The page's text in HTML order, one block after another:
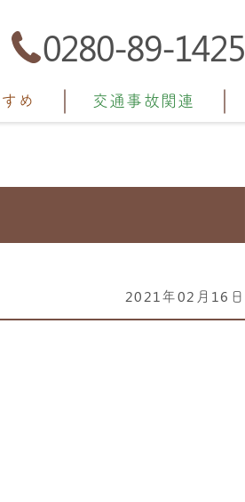
0280-89-1425
め 交通事故関連
2021年02月16日